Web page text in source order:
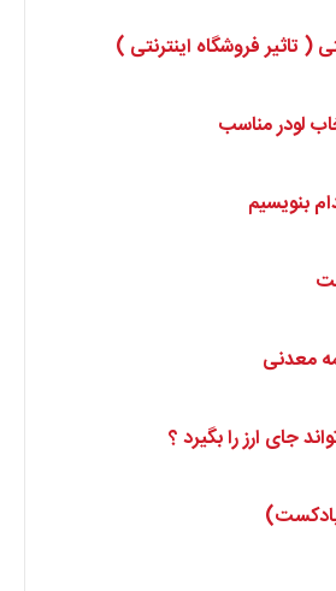
( تاثیر فروشگاه اینترنتی )
لودر مناسب
بنویسیم
معدنی
جای ارز را بگیرد ؟